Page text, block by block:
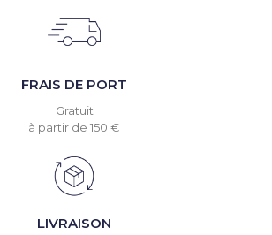
FRAIS DE PORT
Gratuit
à partir de 150 €
LIVRAISON